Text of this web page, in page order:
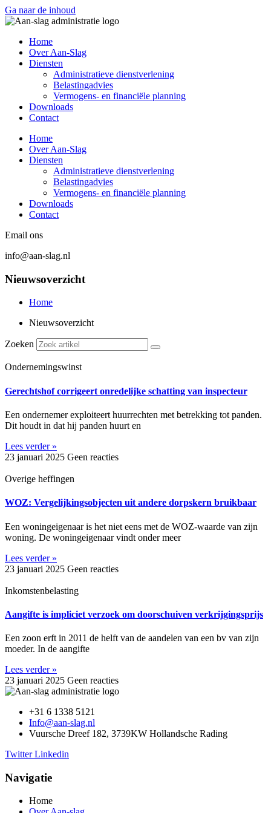
Ga naar de inhoud
Home
Over Aan-Slag
Diensten
Administratieve dienstverlening
Belastingadvies
Vermogens- en financiële planning
Downloads
Contact
Home
Over Aan-Slag
Diensten
Administratieve dienstverlening
Belastingadvies
Vermogens- en financiële planning
Downloads
Contact
Email ons
info@aan-slag.nl
Nieuwsoverzicht
Home
Nieuwsoverzicht
Zoeken
Ondernemingswinst
Gerechtshof corrigeert onredelijke schatting van inspecteur
Een ondernemer exploiteert huurrechten met betrekking tot panden.
Dit houdt in dat hij panden huurt en
Lees verder »
23 januari 2025 Geen reacties
Overige heffingen
WOZ: Vergelijkingsobjecten uit andere dorpskern bruikbaar
Een woningeigenaar is het niet eens met de WOZ-waarde van zijn
woning. De woningeigenaar vindt onder meer
Lees verder »
23 januari 2025 Geen reacties
Inkomstenbelasting
Aangifte is impliciet verzoek om doorschuiven verkrijgingsprijs
Een zoon erft in 2011 de helft van de aandelen van een bv van zijn
moeder. In de aangifte
Lees verder »
23 januari 2025 Geen reacties
+31 6 1338 5121
Info@aan-slag.nl
Vuursche Dreef 182, 3739KW Hollandsche Rading
Twitter Linkedin
Navigatie
Home